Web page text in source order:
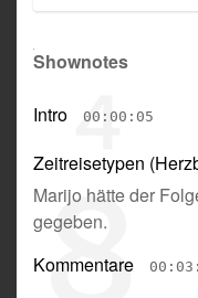
Shownotes
Intro 00:00:05
Zeitreisetypen
Marijo hätte der
gegeben.
Kommentare